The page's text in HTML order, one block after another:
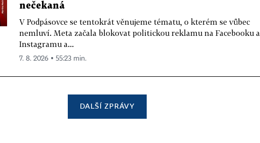
nečekaná
V Podpásovce se tentokrát věnujeme tématu, o kterém se vůbec
nemluví. Meta začala blokovat politickou reklamu na Facebooku a
Instagramu a...
7. 8. 2026 ▪ 55:23 min.
DALŠÍ ZPRÁVY